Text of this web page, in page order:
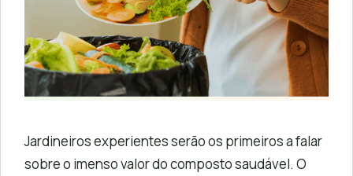
Jardineiros experientes serão os primeiros a falar
sobre o imenso valor do composto saudável. O